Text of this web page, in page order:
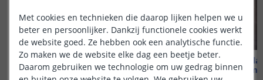
Solar up-down light Sverre
Warm wit - Rond
Solar
Warm
Met cookies en technieken die daarop lijken helpen we u
beter en persoonlijker. Dankzij functionele cookies werkt
de website goed. Ze hebben ook een analytische functie.
Zo maken we de website elke dag een beetje beter.
Daarom gebruiken we technologie om uw gedrag binnen